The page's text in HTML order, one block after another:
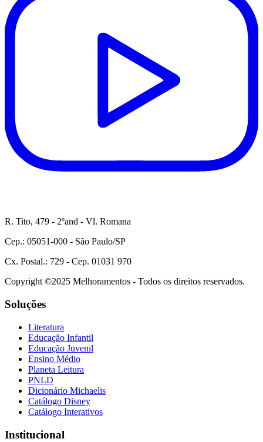
R. Tito, 479 - 2ºand - Vl. Romana
Cep.: 05051-000 - São Paulo/SP
Cx. Postal.: 729 - Cep. 01031 970
Copyright ©2025 Melhoramentos - Todos os direitos reservados.
Soluções
Literatura
Educação Infantil
Educação Juvenil
Ensino Médio
Planeta Leitura
PNLD
Dicionário Michaelis
Catálogo Disney
Catálogo Interativos
Institucional